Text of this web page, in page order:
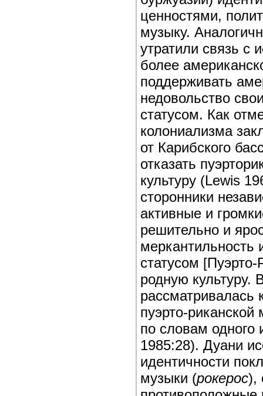
ценностями,
музыку.
утратили связь с
более
поддерживать
недовольство
статусом. Как
колониализма
от Карибского
отказать
культуру (Lewis
сторонники
активные и
решительно и
статусом
родную культуру.
рассматривалась
пуэрто-риканской
по словам одного
1985:28). Дуани
идентичности
музыки (рокерос),